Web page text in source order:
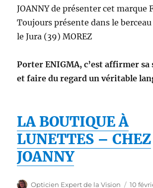
JOANNY de présenter cet marque
Toujours présente dans le
le Jura (39) MOREZ
Porter ENIGMA, c’est affirmer
et faire du regard un véritable
LA BOUTIQUE À
LUNETTES – CHEZ
JOANNY
Auteur
Opticien Expert de la Vision
Publié
10